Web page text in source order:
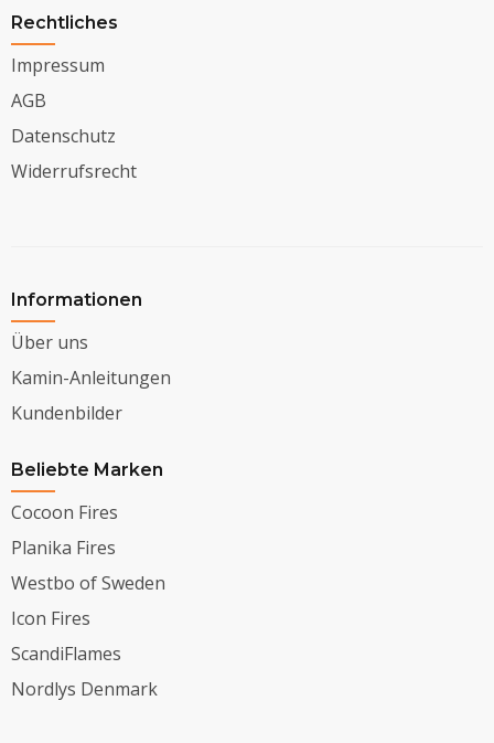
Rechtliches
Impressum
AGB
Datenschutz
Widerrufsrecht
Informationen
Über uns
Kamin-Anleitungen
Kundenbilder
Beliebte Marken
Cocoon Fires
Planika Fires
Westbo of Sweden
Icon Fires
ScandiFlames
Nordlys Denmark